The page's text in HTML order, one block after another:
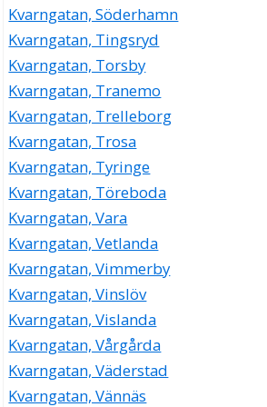
Kvarngatan, Söderhamn
Kvarngatan, Tingsryd
Kvarngatan, Torsby
Kvarngatan, Tranemo
Kvarngatan, Trelleborg
Kvarngatan, Trosa
Kvarngatan, Tyringe
Kvarngatan, Töreboda
Kvarngatan, Vara
Kvarngatan, Vetlanda
Kvarngatan, Vimmerby
Kvarngatan, Vinslöv
Kvarngatan, Vislanda
Kvarngatan, Vårgårda
Kvarngatan, Väderstad
Kvarngatan, Vännäs